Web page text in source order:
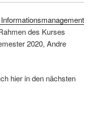
des Kurses
2020, Andre
hier in den nächsten